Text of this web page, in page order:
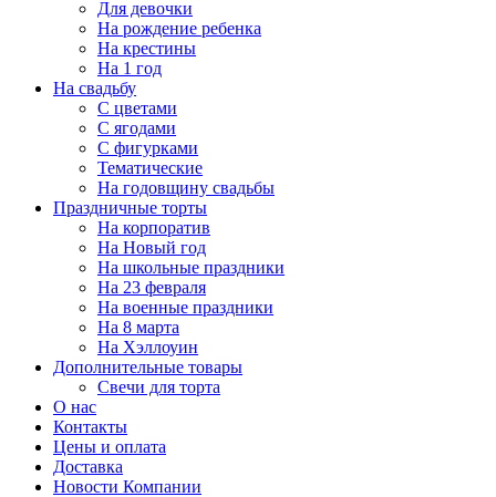
Для девочки
На рождение ребенка
На крестины
На 1 год
На свадьбу
С цветами
С ягодами
С фигурками
Тематические
На годовщину свадьбы
Праздничные торты
На корпоратив
На Новый год
На школьные праздники
На 23 февраля
На военные праздники
На 8 марта
На Хэллоуин
Дополнительные товары
Свечи для торта
О нас
Контакты
Цены и оплата
Доставка
Новости Компании